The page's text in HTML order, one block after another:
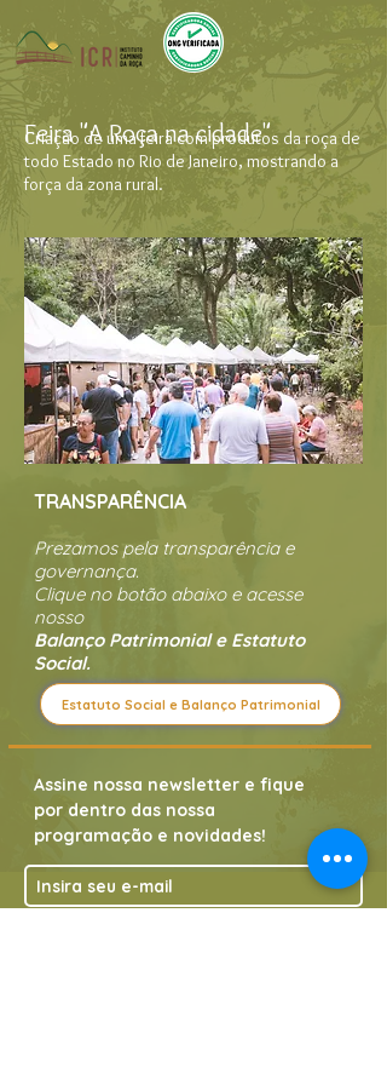
Feira "A Roça na cidade"
Criação de uma feira com produtos da roça de
todo Estado no Rio de Janeiro, mostrando a
força da zona rural.
TRANSPARÊNCIA
Prezamos pela transparência e
governança.
Clique no botão abaixo e acesse
nosso
Balanço Patrimonial e Estatuto
Social.
Estatuto Social e Balanço Patrimonial
Assine nossa newsletter e fique
por dentro das nossa
programação e novidades!